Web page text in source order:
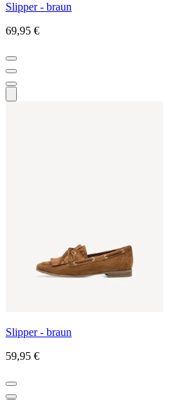
Slipper - braun
69,95 €
Slipper - braun
59,95 €